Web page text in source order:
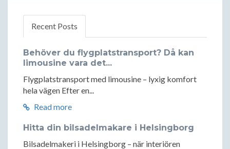
Recent Posts
Behöver du flygplatstransport? Då kan
limousine vara det...
Flygplatstransport med limousine – lyxig komfort
hela vägen Efter en...
Read more
Hitta din bilsadelmakare i Helsingborg
Bilsadelmakeri i Helsingborg – när interiören